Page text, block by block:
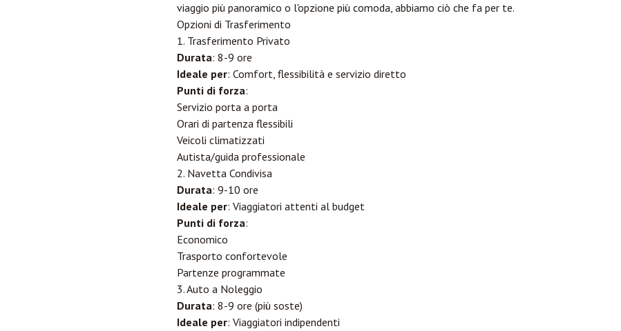
viaggio più panoramico o l'opzione più comoda, abbiamo ciò che fa per te.
Opzioni di Trasferimento
1. Trasferimento Privato
Durata: 8-9 ore
Ideale per: Comfort, flessibilità e servizio diretto
Punti di forza:
Servizio porta a porta
Orari di partenza flessibili
Veicoli climatizzati
Autista/guida professionale
2. Navetta Condivisa
Durata: 9-10 ore
Ideale per: Viaggiatori attenti al budget
Punti di forza:
Economico
Trasporto confortevole
Partenze programmate
3. Auto a Noleggio
Durata: 8-9 ore (più soste)
Ideale per: Viaggiatori indipendenti